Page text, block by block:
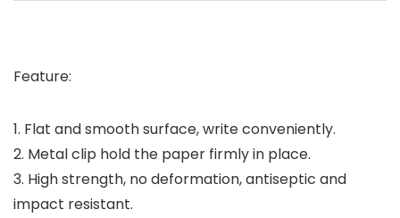
Feature:
1. Flat and smooth surface, write conveniently.
2. Metal clip hold the paper firmly in place.
3. High strength, no deformation, antiseptic and
impact resistant.